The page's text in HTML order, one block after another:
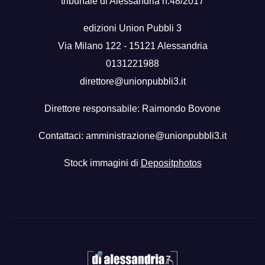
edizioni Union Pubbli 3
Via Milano 122 - 15121 Alessandria
0131221988
direttore@unionpubbli3.it
Direttore responsabile: Raimondo Bovone
Contattaci: amministrazione@unionpubbli3.it
Stock immagini di Depositphotos